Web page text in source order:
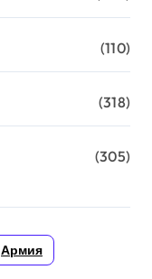
(110)
(318)
(305)
Армия